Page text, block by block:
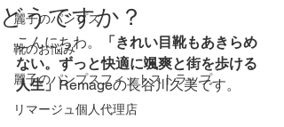
麗子のパンプス
靴のお悩み
麗子のパンプスフィットストラップ
リマージュ個人代理店
どうですか？
こんにちわ。
「きれい目靴もあきらめ
ない。ずっと快適に颯爽と街を歩ける
人生」 Remageの長谷川久美です。